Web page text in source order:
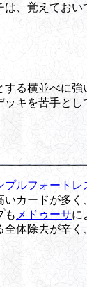
は、覚えてお
る横並べに強
ッキを苦手とし
プルフォートレ
カードが多く
も メドゥーサに
全体除去が辛く